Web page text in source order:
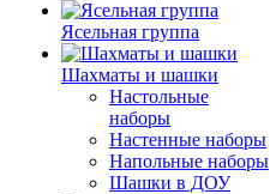
Ясельная группа
Шахматы и шашки
Настольные
наборы
Настенные наборы
Напольные наборы
Шашки в ДОУ